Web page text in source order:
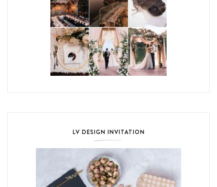
LV DESIGN INVITATION